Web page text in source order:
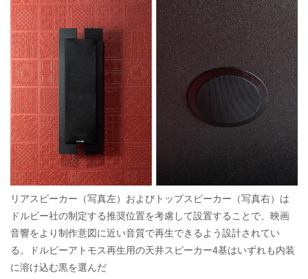
リアスピーカー（写真左）およびトップスピーカー（写真右）は
ドルビー社の制定する推奨位置を考慮して設置することで、映画
音響をより制作意図に近い音質で再生できるよう設計されてい
る。ドルビーアトモス再生用の天井スピーカー4基はいずれも内装
に溶け込む黒を選んだ